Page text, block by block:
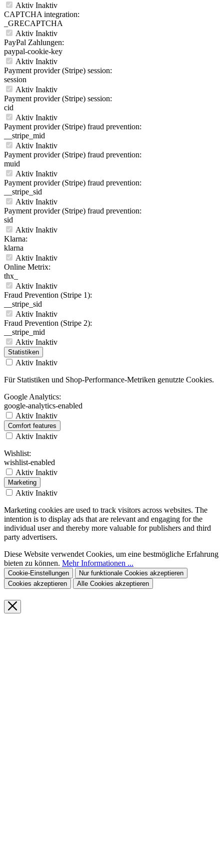
Aktiv Inaktiv
CAPTCHA integration:
_GRECAPTCHA
Aktiv Inaktiv
PayPal Zahlungen:
paypal-cookie-key
Aktiv Inaktiv
Payment provider (Stripe) session:
session
Aktiv Inaktiv
Payment provider (Stripe) session:
cid
Aktiv Inaktiv
Payment provider (Stripe) fraud prevention:
__stripe_mid
Aktiv Inaktiv
Payment provider (Stripe) fraud prevention:
muid
Aktiv Inaktiv
Payment provider (Stripe) fraud prevention:
__stripe_sid
Aktiv Inaktiv
Payment provider (Stripe) fraud prevention:
sid
Aktiv Inaktiv
Klarna:
klarna
Aktiv Inaktiv
Online Metrix:
thx_
Aktiv Inaktiv
Fraud Prevention (Stripe 1):
__stripe_sid
Aktiv Inaktiv
Fraud Prevention (Stripe 2):
__stripe_mid
Aktiv Inaktiv
Statistiken
Aktiv Inaktiv
Für Statistiken und Shop-Performance-Metriken genutzte Cookies.
Google Analytics:
google-analytics-enabled
Aktiv Inaktiv
Comfort features
Aktiv Inaktiv
Wishlist:
wishlist-enabled
Aktiv Inaktiv
Marketing
Aktiv Inaktiv
Marketing cookies are used to track visitors across websites. The
intention is to display ads that are relevant and engaging for the
individual user and thereby more valuable for publishers and third
party advertisers.
Diese Website verwendet Cookies, um eine bestmögliche Erfahrung
bieten zu können. Mehr Informationen ...
Cookie-Einstellungen
Nur funktionale Cookies akzeptieren
Cookies akzeptieren
Alle Cookies akzeptieren